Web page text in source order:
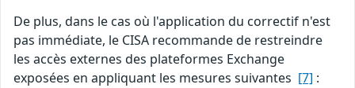
De plus, dans le cas où l'application du correctif n'est
pas immédiate, le CISA recommande de restreindre
les accès externes des plateformes Exchange
exposées en appliquant les mesures suivantes [7] :